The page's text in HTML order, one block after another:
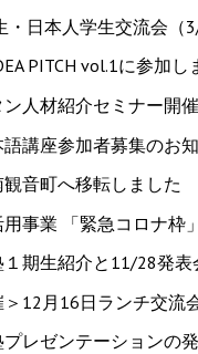
・日本人学生交流会（
PITCH vol.1に参加し
ン人材紹介セミナー開
語講座参加者募集のお
音町へ移転しました
事業 「緊急コロナ枠
期生紹介と11/28発表
＞12月16日ランチ交流
レゼンテーションの